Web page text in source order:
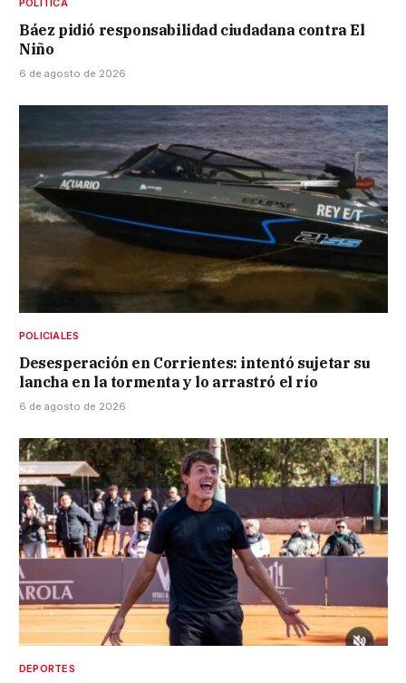
POLÍTICA
Báez pidió responsabilidad ciudadana contra El
Niño
6 de agosto de 2026
POLICIALES
Desesperación en Corrientes: intentó sujetar su
lancha en la tormenta y lo arrastró el río
6 de agosto de 2026
DEPORTES